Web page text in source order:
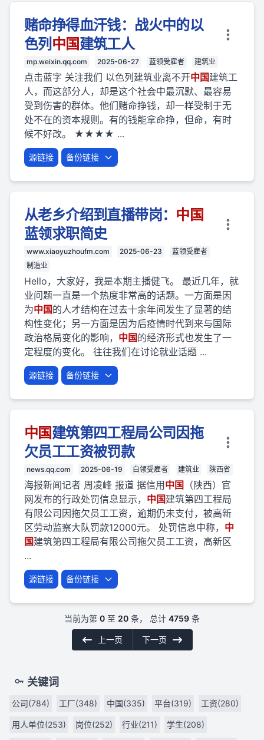
赌命挣得血汗钱：战火中的以
色列 中国建筑工人
mp.weixin.qq.com 2025-06-27 蓝领受雇者 建筑业
点击蓝字 关注我们 以色列建筑业离不开中国建筑工
人，而这部分人，却是这个社会中最沉默、最容易
受到伤害的群体。他们赌命挣钱，却一样受制于无
处不在的资本规则。有的钱能拿命挣，但命，有时
候不好改。 ★★★★ ...
源链接 备份链接
从老乡介绍到直播带岗： 中国
蓝领求职简史
www.xiaoyuzhoufm.com 2025-06-23
蓝领受雇者
制造业
Hello，大家好，我是本期主播健飞。 最近几年，就
业问题一直是一个热度非常高的话题。一方面是因
为中国的人才结构在过去十余年间发生了显著的结
构性变化；另一方面是因为后疫情时代到来与国际
政治格局变化的影响， 中国的经济形式也发生了一
定程度的变化。 往往我们在讨论就业话题 ...
源链接 备份链接
中国建筑第四工程局公司因拖
欠员工工资被罚款
news.qq.com 2025-06-19 白领受雇者 建筑业 陕西省
海报新闻记者 周凌峰 报道 据信用 中国 （陕西）官
网发布的行政处罚信息显示， 中国建筑第四工程局
有限公司因拖欠员工工资，逾期仍未支付，被高新
区劳动监察大队罚款12000元。 处罚信息中称， 中
国建筑第四工程局有限公司拖欠员工工资，高新区
...
源链接 备份链接
当前为第 0 至 20 条， 总计 4759 条
上一页 下一页
关键词
公司(784) 工厂(348) 中国(335) 平台(319) 工资(280)
用人单位(253) 岗位(252) 行业(211) 学生(208)